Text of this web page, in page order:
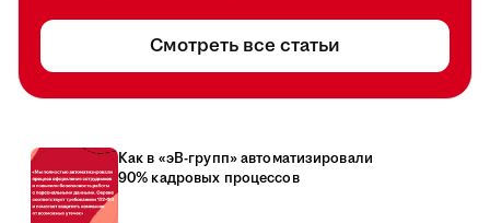
Смотреть все статьи
Как в «эВ-групп» автоматизировали
90% кадровых процессов